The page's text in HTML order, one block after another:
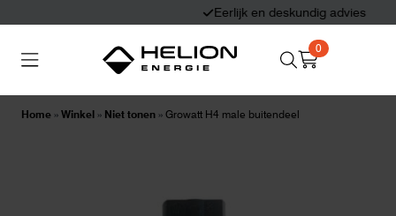
Eerlijk en deskundig advies
0
Home » Winkel » Niet tonen » Growatt H4 male buitendeel
Thuisbatterijen Zonnepanelen